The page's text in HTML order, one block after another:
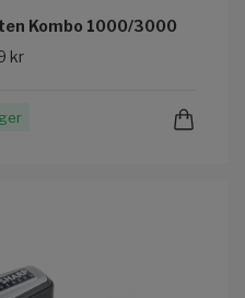
Kombo 1000/3000
kr